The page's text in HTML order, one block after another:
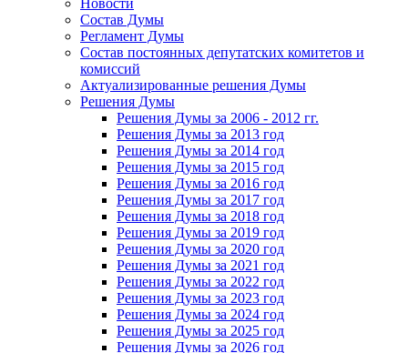
Новости
Состав Думы
Регламент Думы
Состав постоянных депутатских комитетов и
комиссий
Актуализированные решения Думы
Решения Думы
Решения Думы за 2006 - 2012 гг.
Решения Думы за 2013 год
Решения Думы за 2014 год
Решения Думы за 2015 год
Решения Думы за 2016 год
Решения Думы за 2017 год
Решения Думы за 2018 год
Решения Думы за 2019 год
Решения Думы за 2020 год
Решения Думы за 2021 год
Решения Думы за 2022 год
Решения Думы за 2023 год
Решения Думы за 2024 год
Решения Думы за 2025 год
Решения Думы за 2026 год